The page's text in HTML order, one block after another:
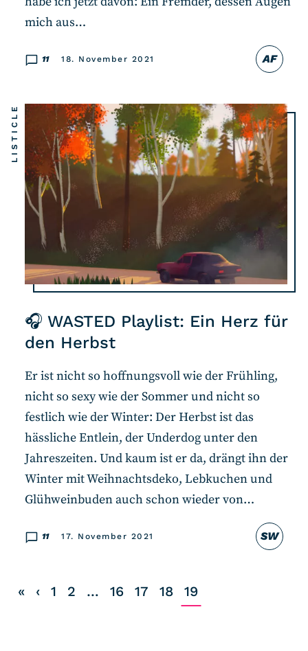
AF
11 18. November 2021
mich aus…
🎧 WASTED Playlist: Ein Herz für
den Herbst
LISTICLE
SW
11 17. November 2021
Er ist nicht so hoffnungsvoll wie der Frühling,
nicht so sexy wie der Sommer und nicht so
festlich wie der Winter: Der Herbst ist das
hässliche Entlein, der Underdog unter den
Jahreszeiten. Und kaum ist er da, drängt ihn der
Winter mit Weihnachtsdeko, Lebkuchen und
Glühweinbuden auch schon wieder von…
« ‹ 1 2 … 16 17 18 19